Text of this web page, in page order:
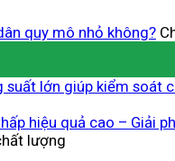
quy mô nhỏ không?
suất lớn giúp kiểm soát
hiệu quả cao – Giải
lượng